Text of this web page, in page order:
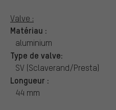
Valve :
Matériau :
aluminium
Type de valve:
SV (Sclaverand/Presta)
Longueur :
44 mm